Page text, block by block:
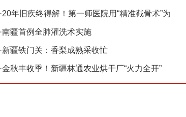
·20年旧疾终得解！第一师医院用“精准截骨术”为
患
·南疆首例全肺灌洗术实施
·新疆铁门关：香梨成熟采收忙
·金秋丰收季！新疆林通农业烘干厂“火力全开”